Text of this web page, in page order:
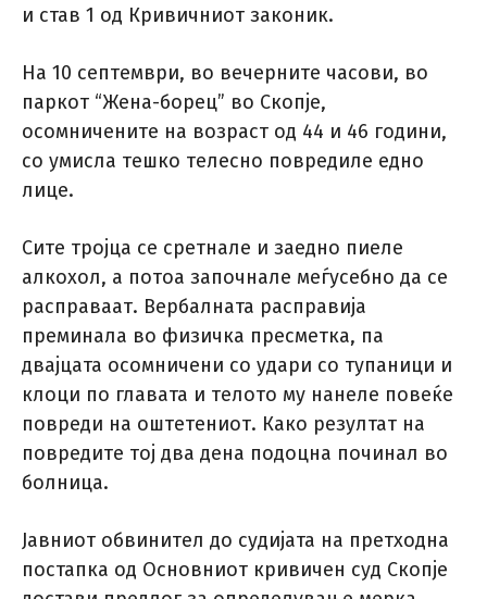
и став 1 од Кривичниот законик.
На 10 септември, во вечерните часови, во
паркот “Жена-борец” во Скопје,
осомничените на возраст од 44 и 46 години,
со умисла тешко телесно повредиле едно
лице.
Сите тројца се сретнале и заедно пиеле
алкохол, а потоа започнале меѓусебно да се
расправаат. Вербалната расправија
преминала во физичка пресметка, па
двајцата осомничени со удари со тупаници и
клоци по главата и телото му нанеле повеќе
повреди на оштетениот. Како резултат на
повредите тој два дена подоцна починал во
болница.
Јавниот обвинител до судијата на претходна
постапка од Основниот кривичен суд Скопје